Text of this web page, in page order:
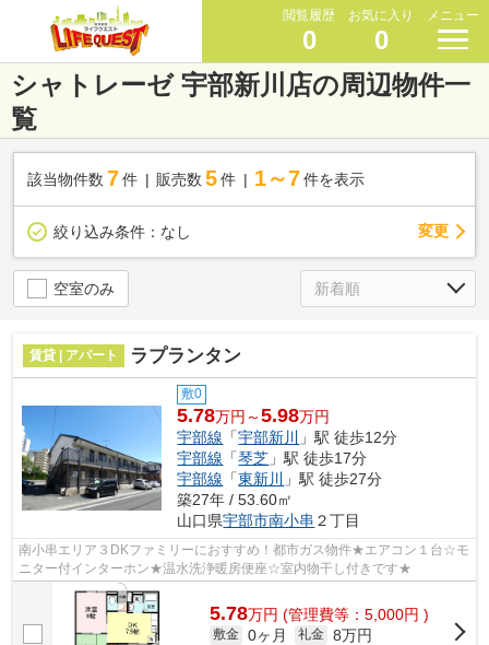
閲覧履歴
0
お気に入り
0
メニュー
シャトレーゼ 宇部新川店の周辺物件一
覧
該当物件数 7件 販売数 5 件 1～7 件を表示
絞り込み条件： なし 変更
空室のみ
賃貸 | アパート ラプランタン
敷0
5.78万円～5.98万円
宇部線 「宇部新川
」駅 徒歩12分
宇部線 「琴芝 」駅 徒歩17分
宇部線 「東新川
」駅 徒歩27分
築27年 / 53.60㎡
山口県宇部市南小串 ２丁目
南小串エリア３DKファミリーにおすすめ！都市ガス物件★エアコン１台☆モ
ニター付インターホン★温水洗浄暖房便座☆室内物干し付きです★
5.78万円 (管理費等：5,000円 )
敷金 0ヶ月 礼金 8万円